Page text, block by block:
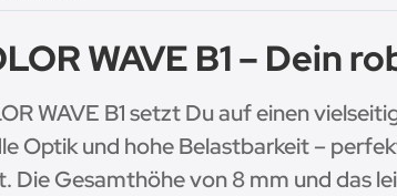
WAVE B1 – Dein
WAVE B1 setzt Du auf einen
Optik und hohe Belastbarkeit –
Die Gesamthöhe von 8 mm und das